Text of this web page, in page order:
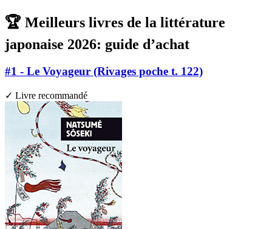
🏆 Meilleurs livres de la littérature
japonaise 2026: guide d’achat
#1 - Le Voyageur (Rivages poche t. 122)
✓ Livre recommandé